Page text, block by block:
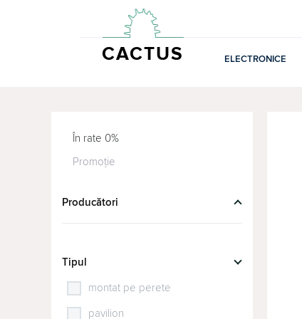
CACTUS ELECTRONICE
În rate 0%
Promoție
Producători
Tipul
montat pe perete
pavilion